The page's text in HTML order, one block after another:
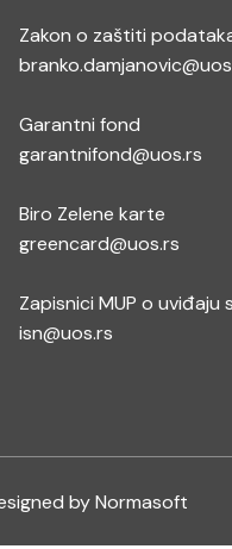
Zakon o zaštiti
Garantni fond
garantnifond@uos.rs
Biro Zelene karte
greencard@uos.rs
Zapisnici MUP o
isn@uos.rs
by Normasoft